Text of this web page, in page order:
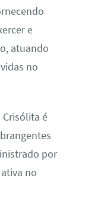
e
atuando
no
é
por
no